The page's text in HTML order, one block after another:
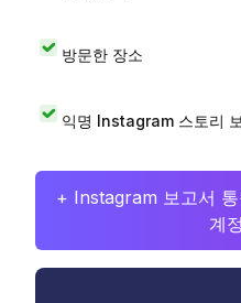
방문한 장소
익명 Instagram 스토리
+ Instagram 보고서
계